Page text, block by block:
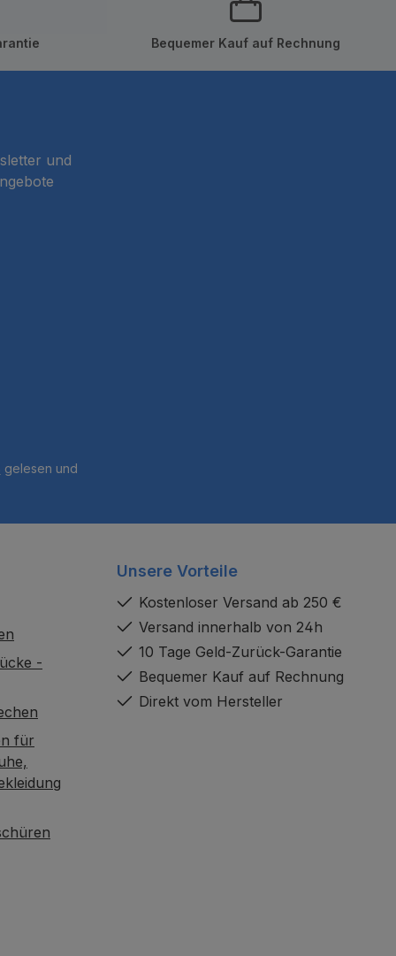
Bequemer Kauf auf Rechnung
und
gelesen und
-
für
Unsere Vorteile
Kostenloser Versand ab 250 €
Versand innerhalb von 24h
10 Tage Geld-Zurück-Garantie
Bequemer Kauf auf Rechnung
Direkt vom Hersteller